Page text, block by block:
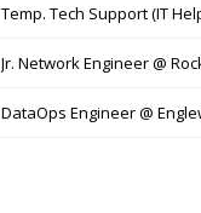
Temp. Tech Support (IT
Jr. Network Engineer @
DataOps Engineer @